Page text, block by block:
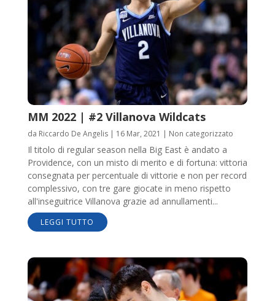
MM 2022 | #2 Villanova Wildcats
da Riccardo De Angelis| 16 Mar, 2021 Non categorizzato
Il titolo di regular season nella Big East è andato a
Providence, con un misto di merito e di fortuna: vittoria
consegnata per percentuale di vittorie e non per record
complessivo, con tre gare giocate in meno rispetto
all'inseguitrice Villanova grazie ad annullamenti...
LEGGI TUTTO